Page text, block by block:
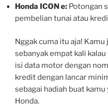
Honda ICON e: Potongan
pembelian tunai atau
Nggak cuma itu aja!
sebanyak empat kali
isi data motor dengan
kredit dengan lancar
sebagai hadiah buat
Honda.